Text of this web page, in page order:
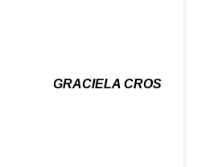
GRACIELA CROS